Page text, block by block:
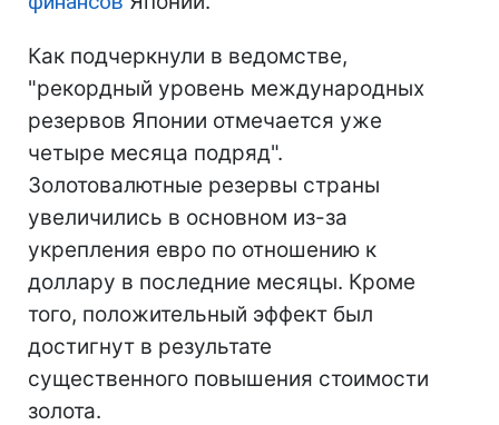
Как подчеркнули в ведомстве,
"рекордный уровень международных
резервов Японии отмечается уже
четыре месяца подряд".
Золотовалютные резервы страны
увеличились в основном из-за
укрепления евро по отношению к
доллару в последние месяцы. Кроме
того, положительный эффект был
достигнут в результате
существенного повышения стоимости
золота.